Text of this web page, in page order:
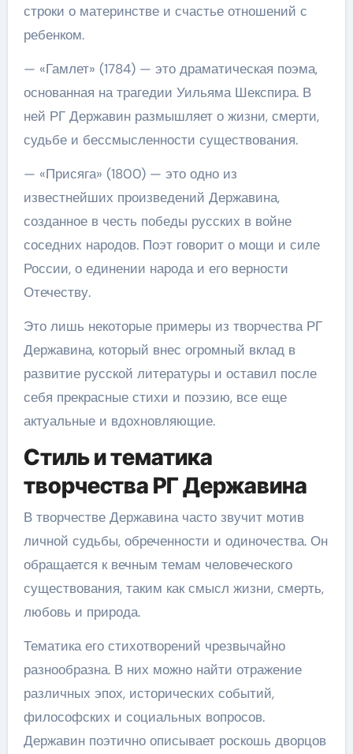
строки о материнстве и счастье отношений с
ребенком.
— «Гамлет» (1784) — это драматическая поэма,
основанная на трагедии Уильяма Шекспира. В
ней РГ Державин размышляет о жизни, смерти,
судьбе и бессмысленности существования.
— «Присяга» (1800) — это одно из
известнейших произведений Державина,
созданное в честь победы русских в войне
соседних народов. Поэт говорит о мощи и силе
России, о единении народа и его верности
Отечеству.
Это лишь некоторые примеры из творчества РГ
Державина, который внес огромный вклад в
развитие русской литературы и оставил после
себя прекрасные стихи и поэзию, все еще
актуальные и вдохновляющие.
Стиль и тематика
творчества РГ Державина
В творчестве Державина часто звучит мотив
личной судьбы, обреченности и одиночества. Он
обращается к вечным темам человеческого
существования, таким как смысл жизни, смерть,
любовь и природа.
Тематика его стихотворений чрезвычайно
разнообразна. В них можно найти отражение
различных эпох, исторических событий,
философских и социальных вопросов.
Державин поэтично описывает роскошь дворцов